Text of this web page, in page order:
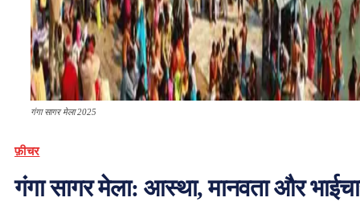
गंगा सागर मेला 2025
फ़ीचर
गंगा सागर मेला: आस्था, मानवता और